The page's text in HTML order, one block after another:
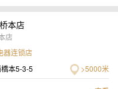
本店
店
器连锁店
本5-3-5
>5000米